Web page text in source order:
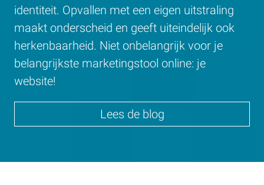
identiteit. Opvallen met een eigen uitstraling
maakt onderscheid en geeft uiteindelijk ook
herkenbaarheid. Niet onbelangrijk voor je
belangrijkste marketingstool online: je
website!
Lees de blog